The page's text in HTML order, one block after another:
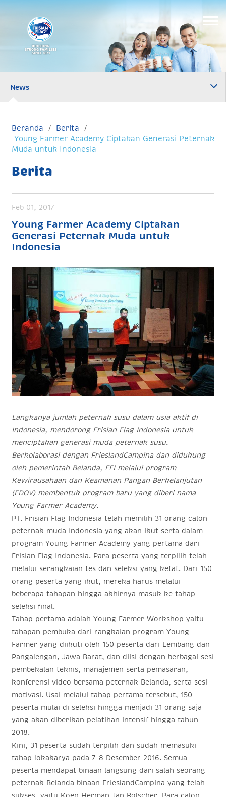
BUILDING
STRONG FAMILIES
SINCE 1871
News
Beranda
Berita
Young Farmer Academy Ciptakan Generasi Peternak
Muda untuk Indonesia
Berita
Feb 01, 2017
Young Farmer Academy Ciptakan
Generasi Peternak Muda untuk
Indonesia
Langkanya jumlah peternak susu dalam usia aktif di
Indonesia, mendorong Frisian Flag Indonesia untuk
menciptakan generasi muda peternak susu.
Berkolaborasi dengan FrieslandCampina dan didukung
oleh pemerintah Belanda, FFI melalui program
Kewirausahaan dan Keamanan Pangan Berkelanjutan
(FDOV) membentuk program baru yang diberi nama
Young Farmer Academy.
PT. Frisian Flag Indonesia telah memilih 31 orang calon
peternak muda Indonesia yang akan ikut serta dalam
program Young Farmer Academy yang pertama dari
Frisian Flag Indonesia. Para peserta yang terpilih telah
melalui serangkaian tes dan seleksi yang ketat. Dari 150
orang peserta yang ikut, mereka harus melalui
beberapa tahapan hingga akhirnya masuk ke tahap
seleksi final.
Tahap pertama adalah Young Farmer Workshop yaitu
tahapan pembuka dari rangkaian program Young
Farmer yang diikuti oleh 150 peserta dari Lembang dan
Pangalengan, Jawa Barat, dan diisi dengan berbagai sesi
pembekalan teknis, manajemen serta pemasaran,
konferensi video bersama peternak Belanda, serta sesi
motivasi. Usai melalui tahap pertama tersebut, 150
peserta mulai di seleksi hingga menjadi 31 orang saja
yang akan diberikan pelatihan intensif hingga tahun
2018.
Kini, 31 peserta sudah terpilih dan sudah memasuki
tahap lokakarya pada 7-8 Desember 2016. Semua
peserta mendapat binaan langsung dari salah seorang
peternak Belanda binaan FrieslandCampina yang telah